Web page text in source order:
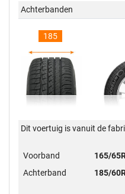
Achterbanden
185
Dit voertuig is vanuit de
Voorband
165/
Achterband
185/